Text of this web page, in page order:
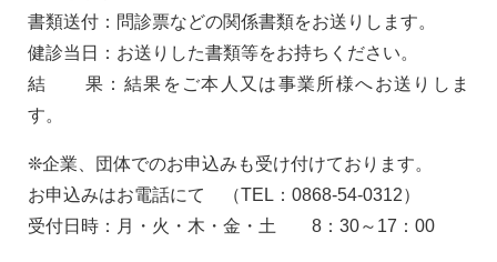
書類送付：問診票などの関係書類をお送りします。
健診当日：お送りした書類等をお持ちください。
結 果：結果をご本人又は事業所様へお送りしま
す。
❊企業、団体でのお申込みも受け付けております。
お申込みはお電話にて （TEL：0868-54-0312）
受付日時：月・火・木・金・土 8：30～17：00